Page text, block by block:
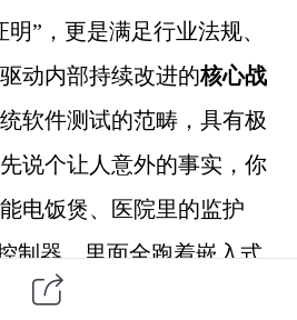
”，更是满足行业法规、
动内部持续改进的核心战
软件测试的范畴，具有极
先说个让人意外的事实，你
电饭煲、医院里的监护
制器，里面全跑着嵌入式